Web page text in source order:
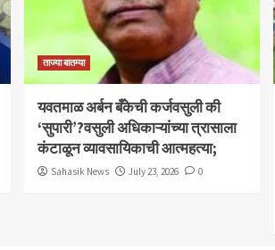
ताज्या बातम्या
​यवतमाळ अर्बन बँकेची कर्जवसुली की
‘सुपारी’?वसुली अधिकाऱ्यांच्या त्रासाला
कंटाळून व्यावसायिकाची आत्महत्या;
Sahasik News July 23, 2026 0